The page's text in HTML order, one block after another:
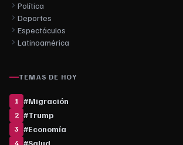
Política
Deportes
Espectáculos
Latinoamérica
TEMAS DE HOY
1 #Migración
2 #Trump
3 #Economía
4